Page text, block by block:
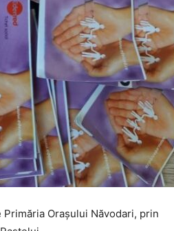
Orașului Năvodari, prin